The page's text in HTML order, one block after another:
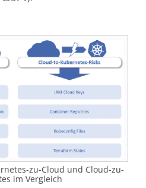
zu-Cloud und Cloud-zu-
im Vergleich